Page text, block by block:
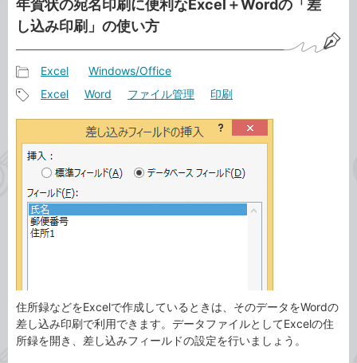
年賀状の宛名印刷に便利なExcel＋Wordの「差
し込み印刷」の使い方
事
カ
テ
ゴ
Excel Windows/Office
タ
グ
Excel Word ファイル管理 印刷
住所録などをExcelで作成しているときは、そのデータをWordの
差し込み印刷で利用できます。データファイルとしてExcelの住
所録を開き、差し込みフィールドの設定を行いましょう。